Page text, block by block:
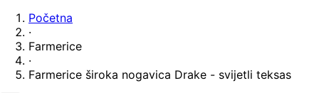
Početna
·
Farmerice
·
Farmerice široka nogavica Drake - svijetli teksas